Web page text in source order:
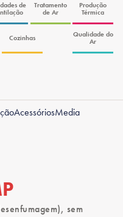
de
Tratamento
de Ar
Produção
Térmica
Cozinhas
Qualidade do
Ar
AcessóriosMedia
sem